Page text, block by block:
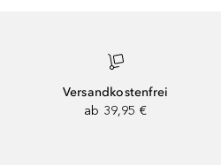
Versandkostenfrei
ab 39,95 €